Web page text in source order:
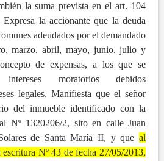
la suma prevista en el art. 104
la accionante que la deuda
adeudados por el demandado
marzo, abril, mayo, junio, julio y
de expensas, a los que se
moratorios debidos
legales. Manifiesta que el señor
del inmueble identificado con la
Nº 1320206/2, sito en calle Juan
de Santa María II, y que al
Nº 43 de fecha 27/05/2013,